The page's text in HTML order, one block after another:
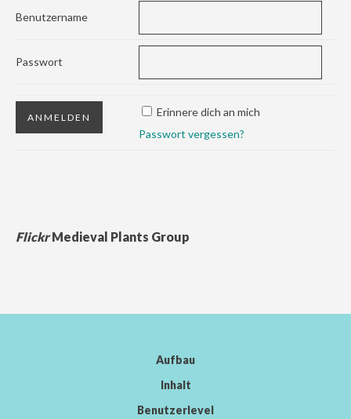
Benutzername
Passwort
Erinnere dich an mich
Passwort vergessen?
FlickrMedieval Plants Group
Aufbau
Inhalt
Benutzerlevel